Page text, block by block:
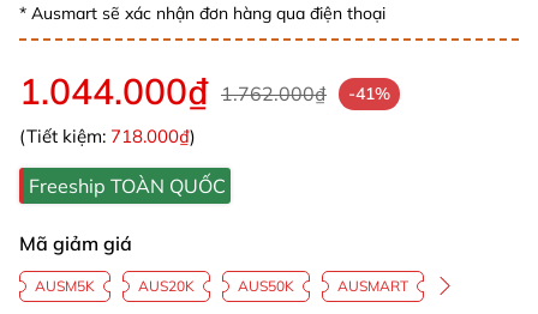
* Ausmart sẽ xác nhận đơn hàng qua điện thoại
1.044.000₫ 1.762.000₫ -41%
(Tiết kiệm: 718.000₫)
Freeship TOÀN QUỐC
Mã giảm giá
AUSM5K AUS20K AUS50K AUSMART